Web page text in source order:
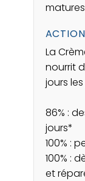
matures
ACTION
La
nourrit
jours
86% :
jours*
100% :
100% :
et